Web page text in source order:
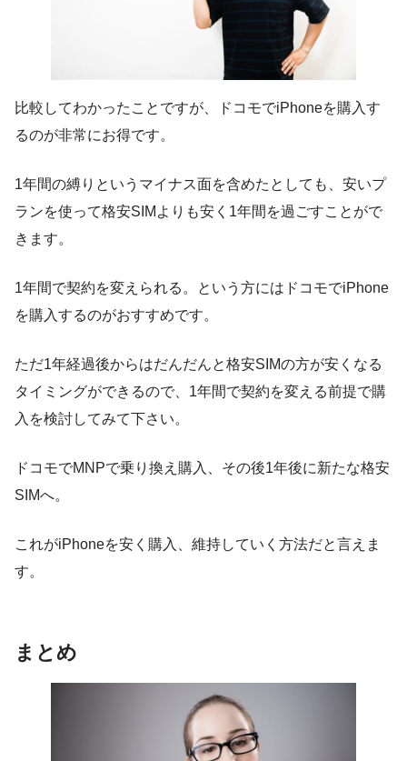
比較してわかったことですが、ドコモでiPhoneを購入す
るのが非常にお得です。
1年間の縛りというマイナス面を含めたとしても、安いプ
ランを使って格安SIMよりも安く1年間を過ごすことがで
きます。
1年間で契約を変えられる。という方にはドコモでiPhone
を購入するのがおすすめです。
ただ1年経過後からはだんだんと格安SIMの方が安くなる
タイミングができるので、1年間で契約を変える前提で購
入を検討してみて下さい。
ドコモでMNPで乗り換え購入、その後1年後に新たな格安
SIMへ。
これがiPhoneを安く購入、維持していく方法だと言えま
す。
まとめ